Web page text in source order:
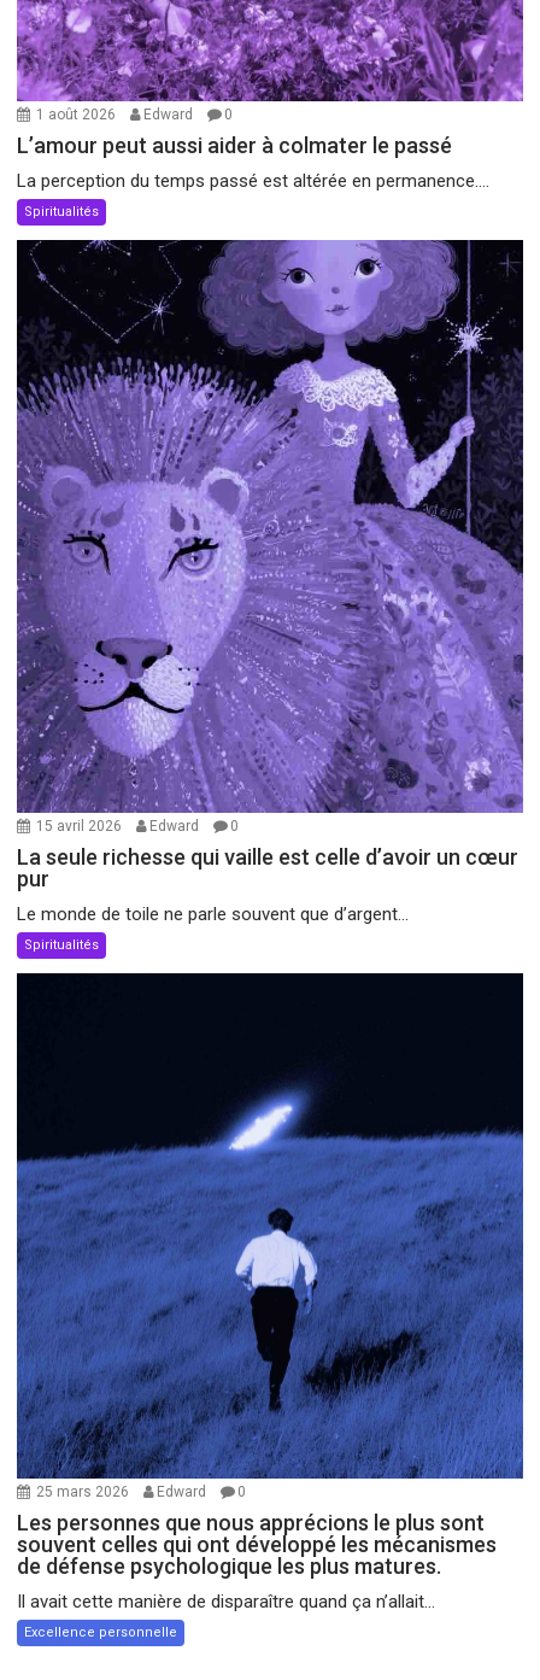
1 août 2026 Edward 0
L’amour peut aussi aider à colmater le passé
La perception du temps passé est altérée en permanence....
Spiritualités
15 avril 2026 Edward 0
La seule richesse qui vaille est celle d’avoir un cœur
pur
Le monde de toile ne parle souvent que d’argent...
Spiritualités
25 mars 2026 Edward 0
Les personnes que nous apprécions le plus sont
souvent celles qui ont développé les mécanismes
de défense psychologique les plus matures.
Il avait cette manière de disparaître quand ça n’allait...
Excellence personnelle